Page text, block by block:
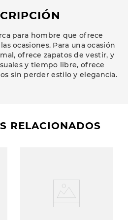
para hombre que ofrece
ocasiones. Para una ocasión
ofrece zapatos de vestir, y
y tiempo libre, ofrece
sin perder estilo y elegancia.
RELACIONADOS